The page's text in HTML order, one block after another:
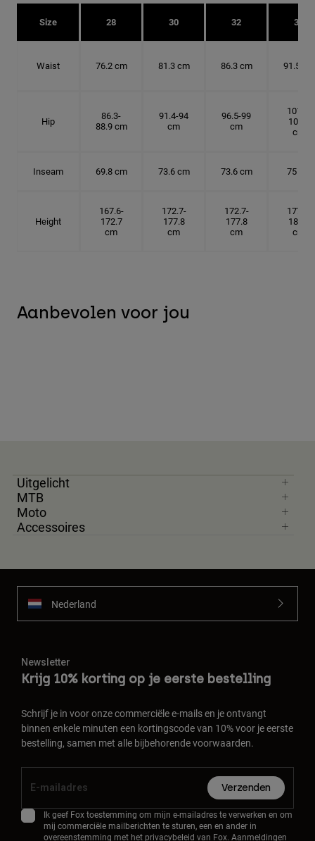
Size 28 30 32 34
Waist 76.2 cm 81.3 cm 86.3 cm 91.5 cm
Hip
86.3-
88.9 cm
91.4-94
cm
96.5-99
cm
101.6-
104.1
cm
Inseam 69.8 cm 73.6 cm 73.6 cm 75 cm
Height
167.6-
172.7
cm
172.7-
177.8
cm
172.7-
177.8
cm
177.8-
182.9
cm
Aanbevolen voor jou
Uitgelicht
MTB
Moto
Accessoires
Nederland
Newsletter
Krijg 10% korting op je eerste bestelling
Schrijf je in voor onze commerciële e-mails en je ontvangt
binnen enkele minuten een kortingscode van 10% voor je eerste
bestelling, samen met alle bijbehorende voorwaarden.
Verzenden
Ik geef Fox toestemming om mijn e-mailadres te verwerken en om
mij commerciële mailberichten te sturen, een en ander in
overeenstemming met het privacybeleid van Fox. Aanmeldingen